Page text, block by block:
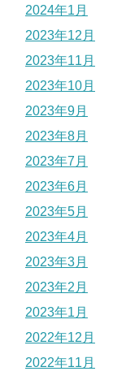
2024年1月
2023年12月
2023年11月
2023年10月
2023年9月
2023年8月
2023年7月
2023年6月
2023年5月
2023年4月
2023年3月
2023年2月
2023年1月
2022年12月
2022年11月